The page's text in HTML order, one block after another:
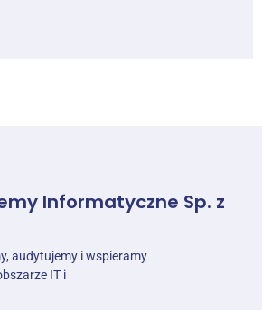
Informatyczne Sp. z
audytujemy i wspieramy
IT i